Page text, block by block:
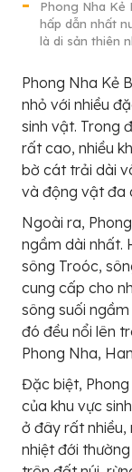
Phong Nha Kẻ
hấp dẫn nhất
là di sản thiên
Phong Nha Kẻ
nhỏ với nhiều
sinh vật. Trong
rất cao, nhiều
bờ cát trải dài
và động vật đa
Ngoài ra,
ngầm dài nhất.
sông Troóc,
cung cấp cho
sông suối
đó đều nổi lên
Phong Nha,
Đặc biệt,
của khu vực
ở đây rất nhiều,
nhiệt đới